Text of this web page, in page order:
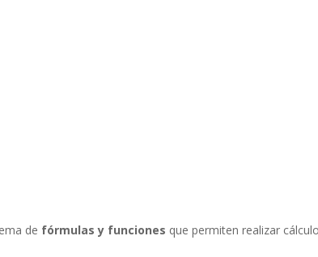
de fórmulas y funciones que permiten realizar